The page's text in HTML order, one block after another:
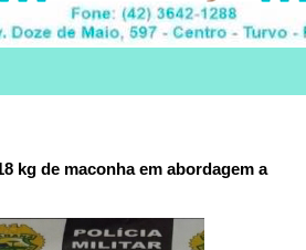
kg de maconha em abordagem a